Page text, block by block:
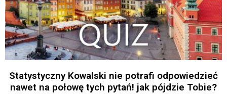
Statystyczny Kowalski nie potrafi odpowiedzieć
nawet na połowę tych pytań! jak pójdzie Tobie?